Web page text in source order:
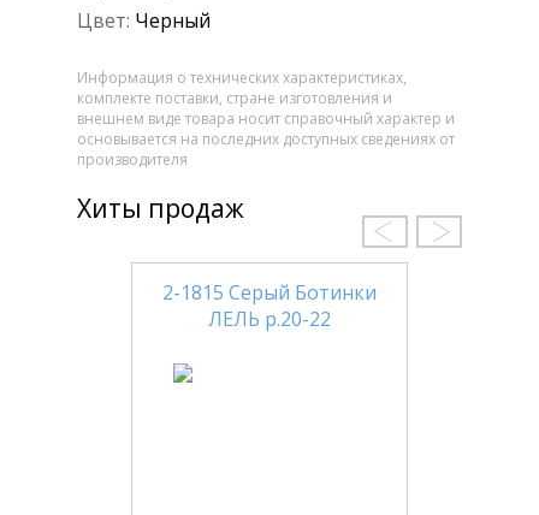
Цвет: Черный
Информация о технических характеристиках,
комплекте поставки, стране изготовления и
внешнем виде товара носит справочный характер и
основывается на последних доступных сведениях от
производителя
Хиты продаж
2-1815 Серый Ботинки
ЛЕЛЬ р.20-22